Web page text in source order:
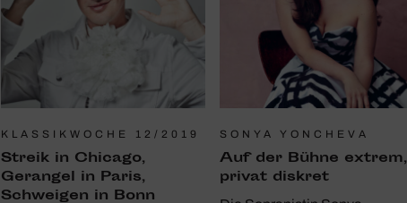
KLASSIKWOCHE 12/2019
Streik in Chicago,
Gerangel in Paris,
Schweigen in Bonn
SONYA YONCHEVA
Auf der Bühne extrem,
privat diskret ­